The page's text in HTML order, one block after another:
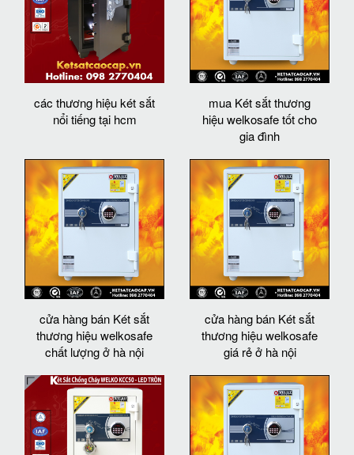
các thương hiệu két sắt
nổi tiếng tại hcm
mua Két sắt thương
hiệu welkosafe tốt cho
gia đình
cửa hàng bán Két sắt
thương hiệu welkosafe
chất lượng ở hà nội
cửa hàng bán Két sắt
thương hiệu welkosafe
giá rẻ ở hà nội